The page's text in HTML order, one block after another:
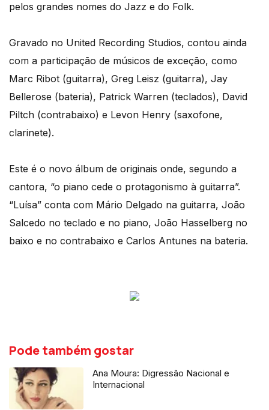
pelos grandes nomes do Jazz e do Folk.
Gravado no United Recording Studios, contou ainda
com a participação de músicos de exceção, como
Marc Ribot (guitarra), Greg Leisz (guitarra), Jay
Bellerose (bateria), Patrick Warren (teclados), David
Piltch (contrabaixo) e Levon Henry (saxofone,
clarinete).
Este é o novo álbum de originais onde, segundo a
cantora, “o piano cede o protagonismo à guitarra”.
“Luísa” conta com Mário Delgado na guitarra, João
Salcedo no teclado e no piano, João Hasselberg no
baixo e no contrabaixo e Carlos Antunes na bateria.
Pode também gostar
Ana Moura: Digressão Nacional e
Internacional